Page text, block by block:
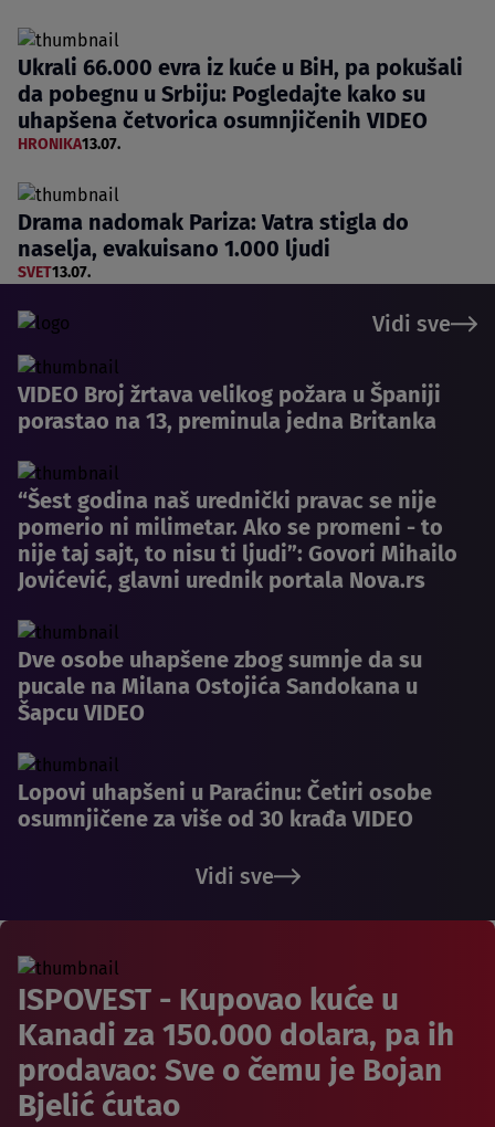
Ukrali 66.000 evra iz kuće u BiH, pa pokušali
da pobegnu u Srbiju: Pogledajte kako su
uhapšena četvorica osumnjičenih VIDEO
HRONIKA13.07.
Drama nadomak Pariza: Vatra stigla do
naselja, evakuisano 1.000 ljudi
SVET13.07.
Vidi sve
VIDEO Broj žrtava velikog požara u Španiji
porastao na 13, preminula jedna Britanka
“Šest godina naš urednički pravac se nije
pomerio ni milimetar. Ako se promeni - to
nije taj sajt, to nisu ti ljudi”: Govori Mihailo
Jovićević, glavni urednik portala Nova.rs
Dve osobe uhapšene zbog sumnje da su
pucale na Milana Ostojića Sandokana u
Šapcu VIDEO
Lopovi uhapšeni u Paraćinu: Četiri osobe
osumnjičene za više od 30 krađa VIDEO
Vidi sve
ISPOVEST - Kupovao kuće u
Kanadi za 150.000 dolara, pa ih
prodavao: Sve o čemu je Bojan
Bjelić ćutao